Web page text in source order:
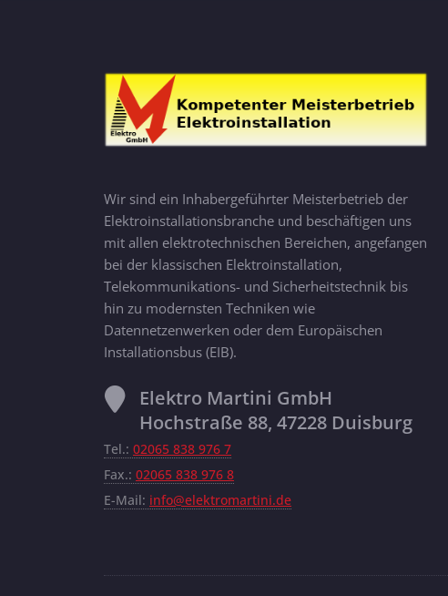
Wir sind ein Inhabergeführter Meisterbetrieb der
Elektroinstallationsbranche und beschäftigen uns
mit allen elektrotechnischen Bereichen, angefangen
bei der klassischen Elektroinstallation,
Telekommunikations- und Sicherheitstechnik bis
hin zu modernsten Techniken wie
Datennetzenwerken oder dem Europäischen
Installationsbus (EIB).
Elektro Martini GmbH
Hochstraße 88, 47228 Duisburg
Tel.: 02065 838 976 7
Fax.: 02065 838 976 8
E-Mail: info@elektromartini.de